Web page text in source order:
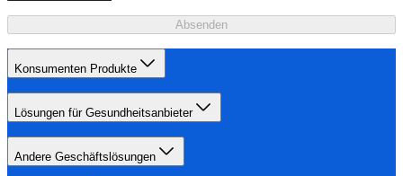
Absenden
Konsumenten Produkte
Lösungen für Gesundheitsanbieter
Andere Geschäftslösungen